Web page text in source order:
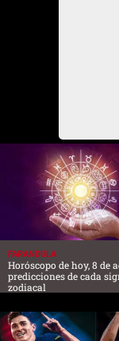
FARANDULA
Horóscopo de hoy, 8 de
predicciones de cada
zodiacal